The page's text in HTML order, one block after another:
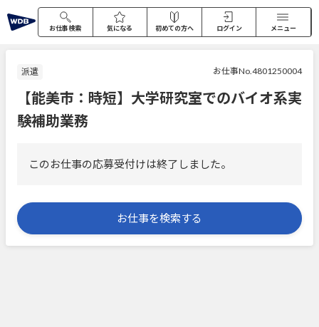
お仕事検索 気になる 初めての方へ ログイン メニュー
派遣 お仕事No.4801250004
【能美市：時短】大学研究室でのバイオ系実
験補助業務
このお仕事の応募受付けは終了しました。
お仕事を検索する